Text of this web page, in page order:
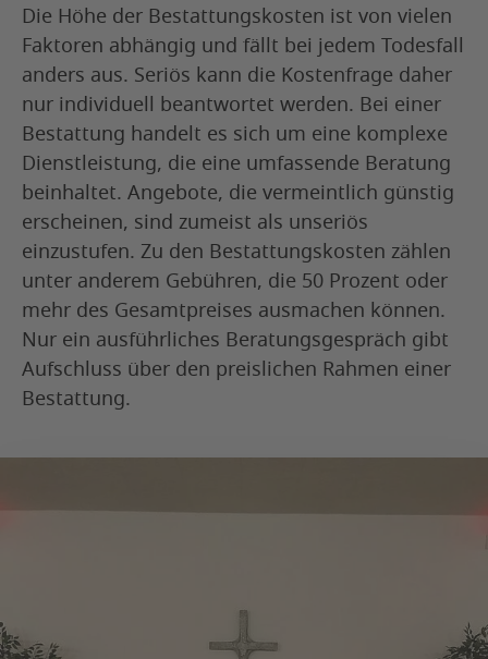
Die Höhe der Bestattungskosten ist von vielen
Faktoren abhängig und fällt bei jedem Todesfall
anders aus. Seriös kann die Kostenfrage daher
nur individuell beantwortet werden. Bei einer
Bestattung handelt es sich um eine komplexe
Dienstleistung, die eine umfassende Beratung
beinhaltet. Angebote, die vermeintlich günstig
erscheinen, sind zumeist als unseriös
einzustufen. Zu den Bestattungskosten zählen
unter anderem Gebühren, die 50 Prozent oder
mehr des Gesamtpreises ausmachen können.
Nur ein ausführliches Beratungsgespräch gibt
Aufschluss über den preislichen Rahmen einer
Bestattung.